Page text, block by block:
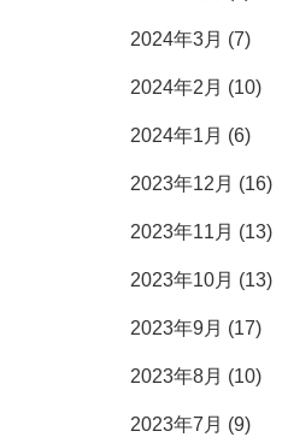
2024年3月 (7)
2024年2月 (10)
2024年1月 (6)
2023年12月 (16)
2023年11月 (13)
2023年10月 (13)
2023年9月 (17)
2023年8月 (10)
2023年7月 (9)